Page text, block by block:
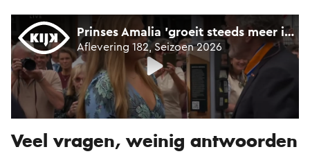
Veel vragen, weinig antwoorden